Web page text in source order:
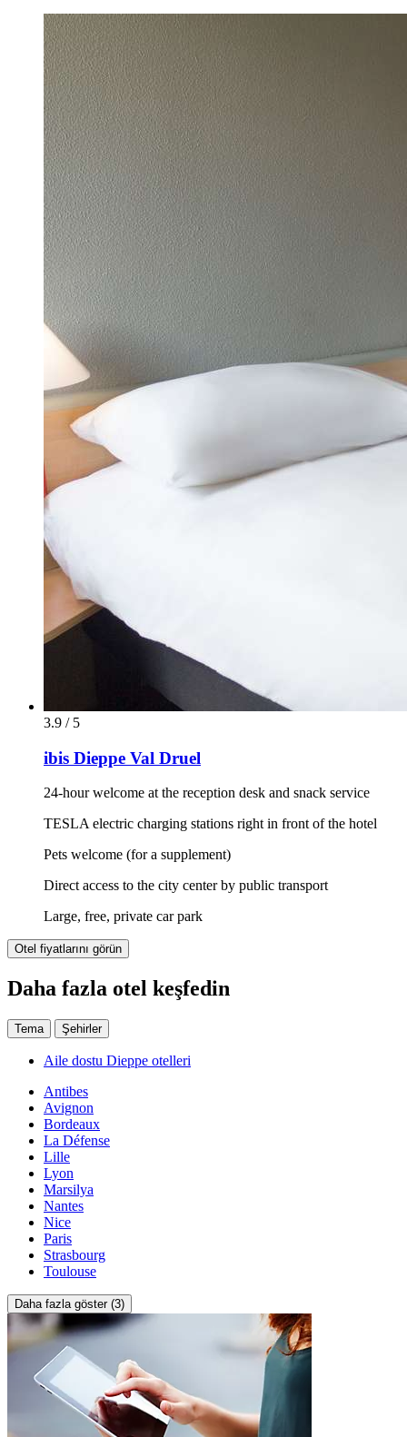
3.9 / 5
ibis Dieppe Val Druel
24-hour welcome at the reception desk and snack service
TESLA electric charging stations right in front of the hotel
Pets welcome (for a supplement)
Direct access to the city center by public transport
Large, free, private car park
Otel fiyatlarını görün
Daha fazla otel keşfedin
Tema Şehirler
Aile dostu Dieppe otelleri
Antibes
Avignon
Bordeaux
La Défense
Lille
Lyon
Marsilya
Nantes
Nice
Paris
Strasbourg
Toulouse
Daha fazla göster (3)